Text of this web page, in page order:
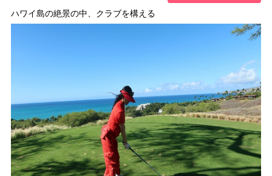
ハワイ島の絶景の中、クラブを構える